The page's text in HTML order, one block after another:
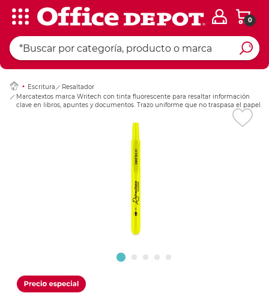
0
Escritura
Resaltador
Marcatextos marca Writech con tinta fluorescente para resaltar información
clave en libros, apuntes y documentos. Trazo uniforme que no traspasa el papel.
Ingresar Codigo